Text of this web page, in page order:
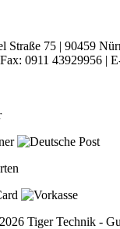
Straße 75 | 90459
0911 43929956 |
Tiger Technik -